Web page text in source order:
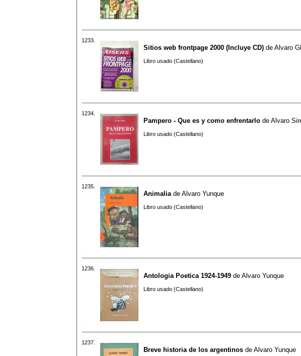
1233.
Sitios web frontpage 2000 (Incluye CD) de Alvaro
Libro usado (Castellano)
1234.
Pampero - Que es y como enfrentarlo de Alvaro
Libro usado (Castellano)
1235.
Animalia de Alvaro Yunque
Libro usado (Castellano)
1236.
Antologia Poetica 1924-1949 de Alvaro Yunque
Libro usado (Castellano)
1237.
Breve historia de los argentinos de Alvaro Yunque